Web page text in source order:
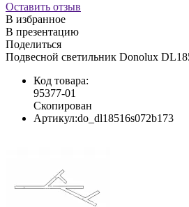
Оставить отзыв
В избранное
В презентацию
Поделиться
Подвесной светильник Donolux
Код товара:
95377-01
Скопирован
Артикул:do_dl18516s072b173